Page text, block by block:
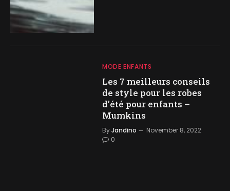
MODE ENFANTS
Les 7 meilleurs conseils
de style pour les robes
d’été pour enfants –
Mumkins
ByJandino
November 8, 2022
0